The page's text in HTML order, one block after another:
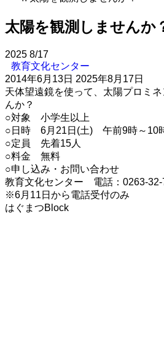
太陽を観測しませんか
2025 8/17
教育文化センター
2014年6月13日 2025年8月17日
天体望遠鏡を使って、太陽プロミ
んか？
○対象 小学生以上
○日時 6月21日(土) 午前9時～10
○定員 先着15人
○料金 無料
○申し込み・お問い合わせ
教育文化センター 電話：0263-32-
※6月11日から電話受付のみ
はぐまつBlock